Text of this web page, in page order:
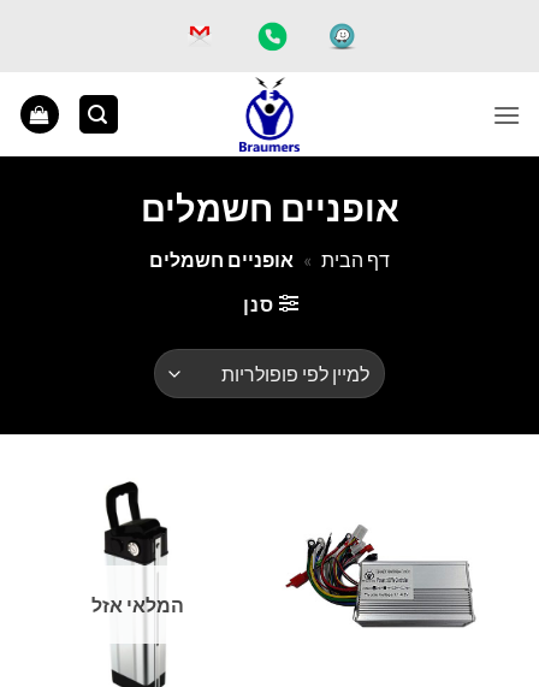
אופניים חשמלים
דף הבית » אופניים חשמלים
סנן
המלאי אזל